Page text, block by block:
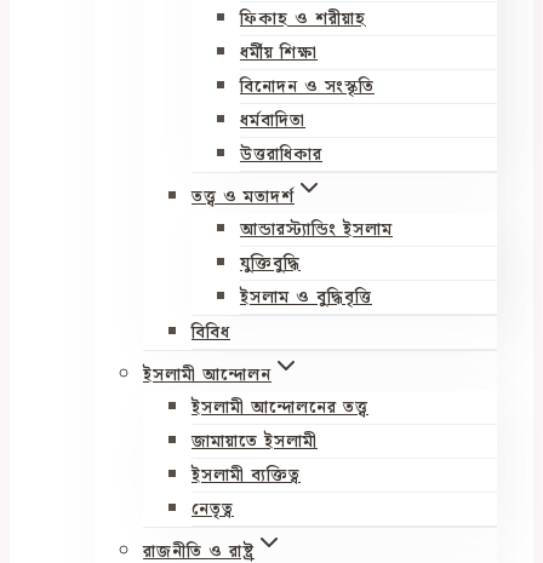
ফিকাহ ও শরীয়াহ
ধর্মীয় শিক্ষা
বিনোদন ও সংস্কৃতি
ধর্মবাদিতা
উত্তরাধিকার
তত্ত্ব ও মতাদর্শ
আন্ডারস্ট্যান্ডিং ইসলাম
যুক্তিবুদ্ধি
ইসলাম ও বুদ্ধিবৃত্তি
বিবিধ
ইসলামী আন্দোলন
ইসলামী আন্দোলনের তত্ত্ব
জামায়াতে ইসলামী
ইসলামী ব্যক্তিত্ব
নেতৃত্ব
রাজনীতি ও রাষ্ট্র